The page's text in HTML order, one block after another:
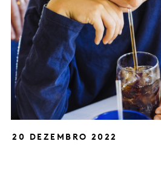
20 DEZEMBRO 2022